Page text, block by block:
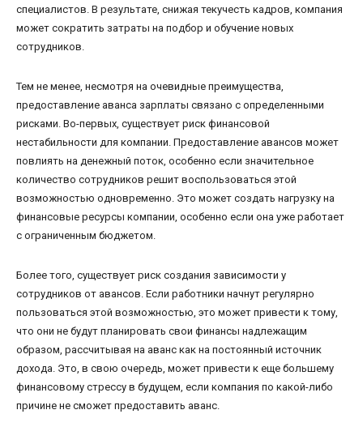
специалистов. В результате, снижая текучесть кадров, компания
может сократить затраты на подбор и обучение новых
сотрудников.
Тем не менее, несмотря на очевидные преимущества,
предоставление аванса зарплаты связано с определенными
рисками. Во-первых, существует риск финансовой
нестабильности для компании. Предоставление авансов может
повлиять на денежный поток, особенно если значительное
количество сотрудников решит воспользоваться этой
возможностью одновременно. Это может создать нагрузку на
финансовые ресурсы компании, особенно если она уже работает
с ограниченным бюджетом.
Более того, существует риск создания зависимости у
сотрудников от авансов. Если работники начнут регулярно
пользоваться этой возможностью, это может привести к тому,
что они не будут планировать свои финансы надлежащим
образом, рассчитывая на аванс как на постоянный источник
дохода. Это, в свою очередь, может привести к еще большему
финансовому стрессу в будущем, если компания по какой-либо
причине не сможет предоставить аванс.